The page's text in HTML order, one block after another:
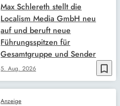
bookmark_border
5. Aug. 2026
Max Schlereth stellt die
Localism Media GmbH neu
auf und beruft neue
Führungsspitzen für
Gesamtgruppe und Sender
Anzeige